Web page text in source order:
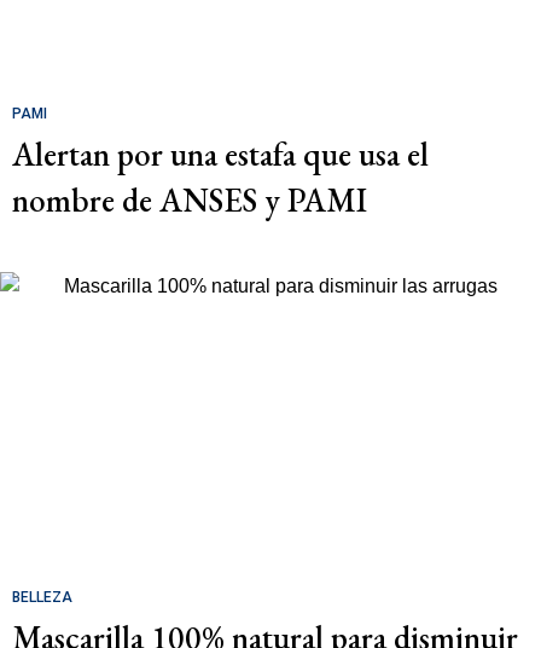
PAMI
Alertan por una estafa que usa el
nombre de ANSES y PAMI
BELLEZA
Mascarilla 100% natural para disminuir